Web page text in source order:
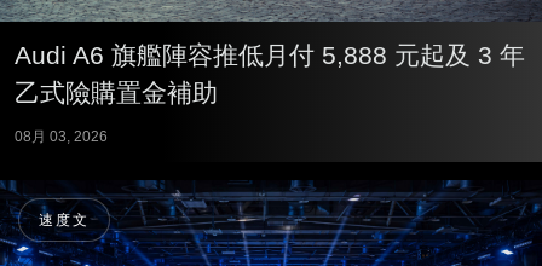
Audi A6 旗艦陣容推低月付 5,888 元起及 3 年
乙式險購置金補助
08月 03, 2026
速度文